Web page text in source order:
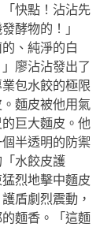
快點！沾沾先
酵物的！」
、純淨的白
廖沾沾發出了
包水餃的極限
麵皮被他用氣
巨大麵皮。他
半透明的防禦
水餃皮護
烈地擊中麵皮
盾劇烈震動，
麵香。「這麵